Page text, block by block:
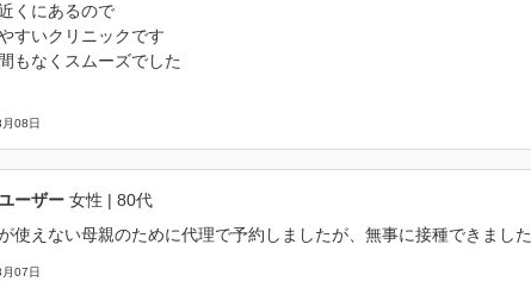
くにあるので
すいクリニックです
もなくスムーズでした
08日
ーザー 女性 | 80代
使えない母親のために代理で予約しましたが、無事に接種できまし
07日